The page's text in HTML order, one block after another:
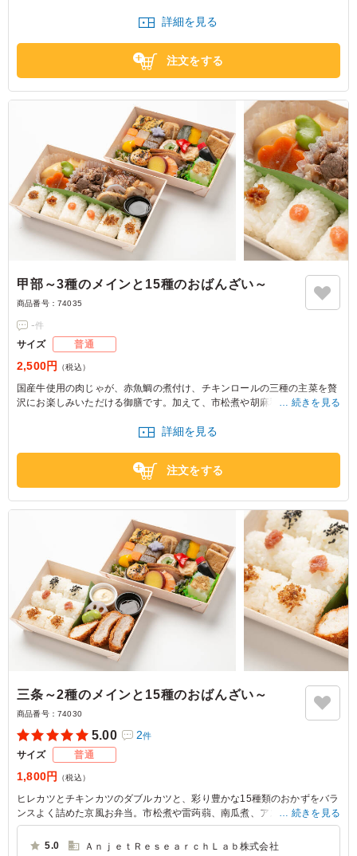
定番人気の6種類のおばんざいを添え、彩り豊かで満足感のある内容をリ
ぜひ皆様ご一緒に、先斗町京おばんざい自慢の味わいをご賞味ください。
詳細を見る
注文をする
甲部～3種のメインと15種のおばんざい～
商品番号： 74035
-件
サイズ 普通
2,500円 （税込）
国産牛使用の肉じゃが、赤魚鯛の煮付け、チキンロールの三種の主菜を贅
沢にお楽しみいただける御膳です。加えて、市松煮や胡麻和え、アスパラ
食感に細やかに配慮した15種のおかずを丁寧に盛り込みました。上品なお
届けします。接待やおもてなし、大切なひとときにふさわしいお弁当で
続きを見る
詳細を見る
注文をする
三条～2種のメインと15種のおばんざい～
商品番号： 74030
5.00 2件
サイズ 普通
1,800円 （税込）
ヒレカツとチキンカツのダブルカツと、彩り豊かな15種類のおかずをバラ
ンスよく詰めた京風お弁当。市松煮や雷蒟蒻、南瓜煮、アスパラ豚巻きな
ど、手間ひまかけた副菜が揃い、鴨ロースや海老うま煮なども加わり華や
かな内容に。丁寧にとったお出汁が全体をやさしくまとめ、接待やおもて
続きを見る
5.0 ＡｎｊｅｔＲｅｓｅａｒｃｈＬａｂ株式会社